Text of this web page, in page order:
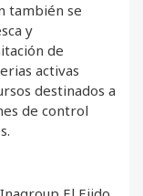
también se
y
de
activas
destinados a
de control